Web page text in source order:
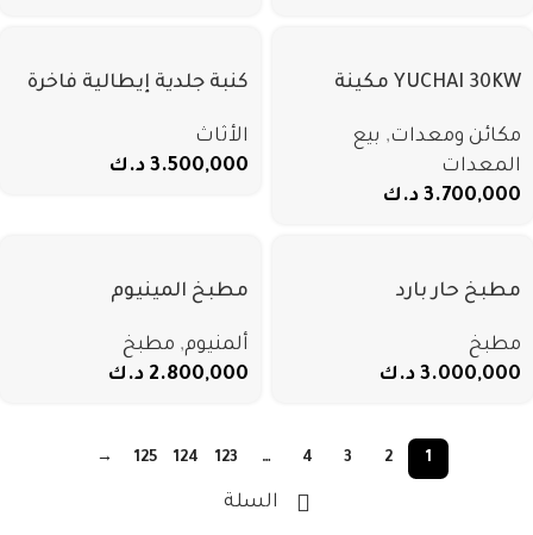
YUCHAI 30KW مكينة
مكائن ومعدات, بيع
المعدات
3.700,000 د.ك
كنبة جلدية إيطالية فاخرة
معيشة عصري على طراز
الأثاث
3.500,000 د.ك
مطبخ حار بارد
مطبخ
3.000,000 د.ك
مطبخ المينيوم
ألمنيوم, مطبخ
2.800,000 د.ك
1
2
3
4
…
123
124
125
→
السلة